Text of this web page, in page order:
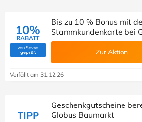
10%
RABATT
Von Savoo
geprüft(Von Savoo geprüft)
Bis zu 10 % Bonus mit
Stammkundenkarte bei
Zur Aktion
Verfällt am 31.12.26
TIPP
Geschenkgutscheine
Globus Baumarkt